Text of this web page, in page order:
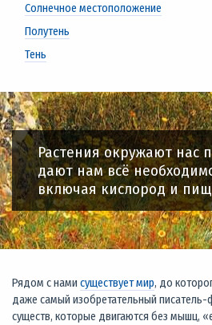
Солнечное местоположение
Полутень
Тень
Растения окружают нас
дают нам всё
включая кислород и
Рядом с нами существует мир, до
даже самый изобретательный
существ, которые двигаются без мышц,